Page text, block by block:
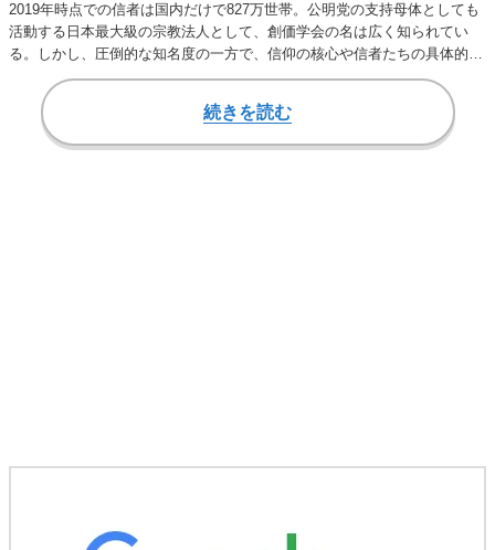
2019年時点での信者は国内だけで827万世帯。公明党の支持母体としても
活動する日本最大級の宗教法人として、創価学会の名は広く知られてい
る。しかし、圧倒的な知名度の一方で、信仰の核心や信者たちの具体的な
活動は意外に…
続きを読む